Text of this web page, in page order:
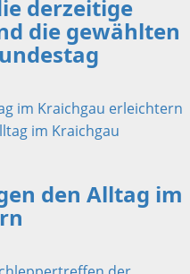
derzeitige
die gewählten
im Kraichgau erleichtern
den Alltag im